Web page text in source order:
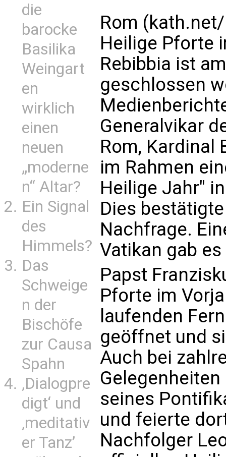
die
barocke
Basilika
Weingart
en
wirklich
einen
neuen
„moderne
n“ Altar?
Ein Signal
des
Himmels?
Das
Schweige
n der
Bischöfe
zur Causa
Spahn
‚Dialogpre
digt‘ und
‚meditativ
er Tanz’
Rom
Heilige Pforte
Rebibbia ist
geschlossen
Generalvikar
Rom, Kardinal
im Rahmen
Heilige Jahr"
Dies
Nachfrage.
Vatikan gab
Papst
Pforte im
laufenden
geöffnet und
Auch bei
seines
und feierte
Nachfolger